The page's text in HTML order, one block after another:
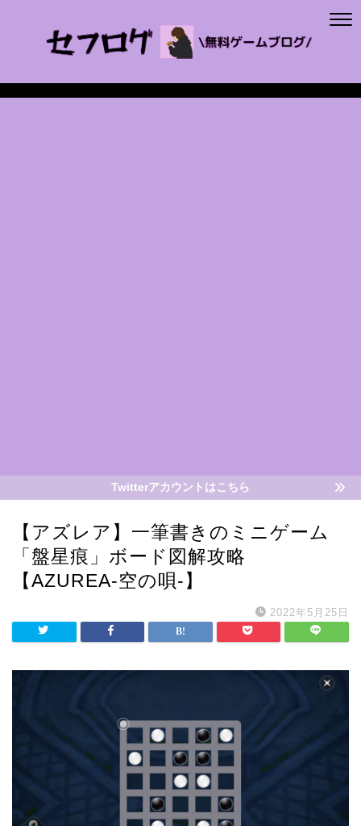
Twitterアカウントはこちら
【アズレア】一筆書きのミニゲーム
「盤星痕」ボード図解攻略
【AZUREA-空の唄-】
2022年5月25日